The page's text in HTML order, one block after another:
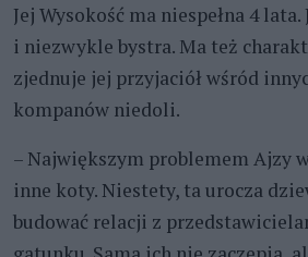
Jej Wysokość ma niespełna 4
i niezwykle bystra. Ma też
zjednuje jej przyjaciół wśród
kompanów niedoli.
– Największym problemem Ajzy
inne koty. Niestety, ta urocza
budować relacji z